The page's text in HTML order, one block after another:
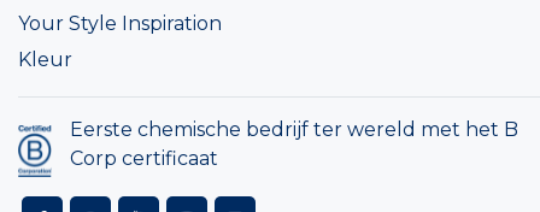
Your Style Inspiration
Kleur
Eerste chemische bedrijf ter wereld met het B
Corp certificaat